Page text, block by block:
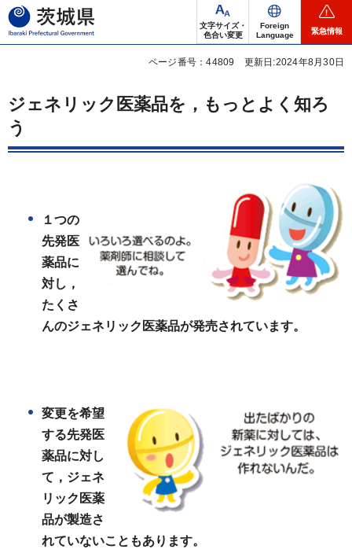
茨城県
文字サイズ・
色合い変更
Foreign
Language
緊急情報
ページ番号：44809 更新日:2024年8月30日
ジェネリック医薬品を，もっとよく知ろ
う
１つの
先発医
薬品に
対し，
たくさ
んのジェネリック医薬品が発売されています。
変更を希望
する先発医
薬品に対し
て，ジェネ
リック医薬
品が製造さ
れていないこともあります。